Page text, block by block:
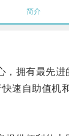
简介
拥有最先进
自助值机和